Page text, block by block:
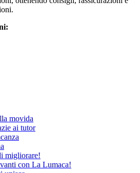
movida
ai tutor
migliorare!
con La Lumaca!